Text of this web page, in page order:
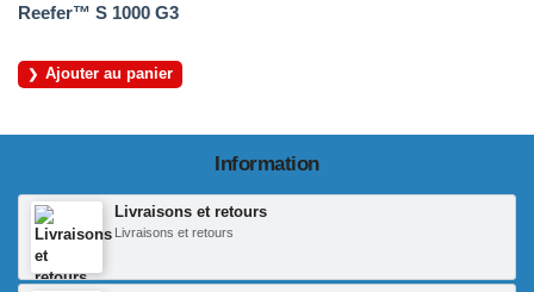
Reefer™ S 1000 G3
Ajouter au panier
Information
Livraisons et retours
Livraisons et retours